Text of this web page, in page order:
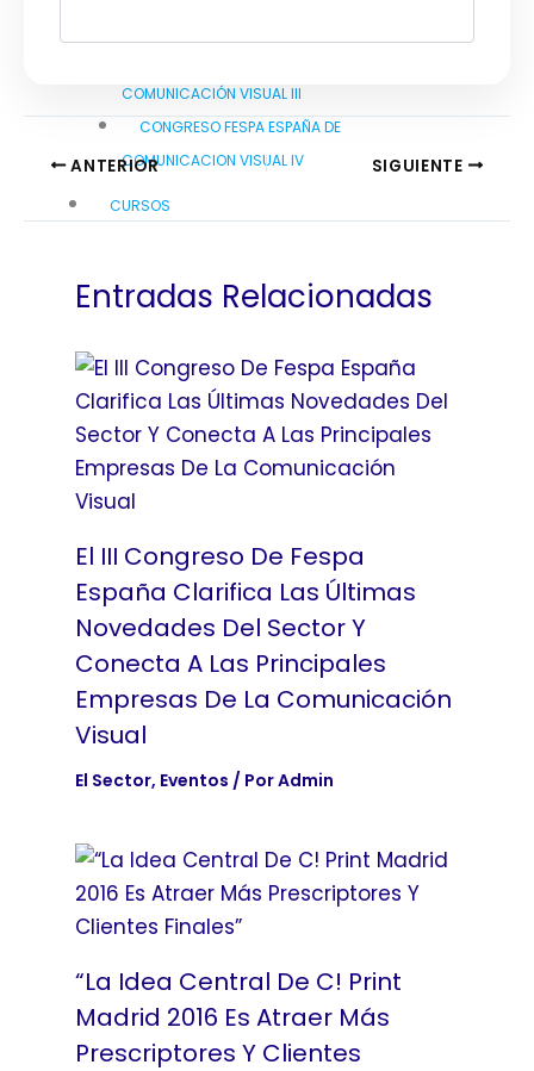
COMUNICACIÓN VISUAL III
CONGRESO FESPA ESPAÑA DE
COMUNICACION VISUAL IV
CURSOS
NOTICIAS
FESPA ESPAÑA NEWS
MAGAZINE
CLUB FESPA
ANTERIOR SIGUIENTE
Entradas Relacionadas
El III Congreso De Fespa
España Clarifica Las Últimas
Novedades Del Sector Y
Conecta A Las Principales
Empresas De La Comunicación
Visual
El Sector, Eventos / PorAdmin
“La Idea Central De C! Print
Madrid 2016 Es Atraer Más
Prescriptores Y Clientes